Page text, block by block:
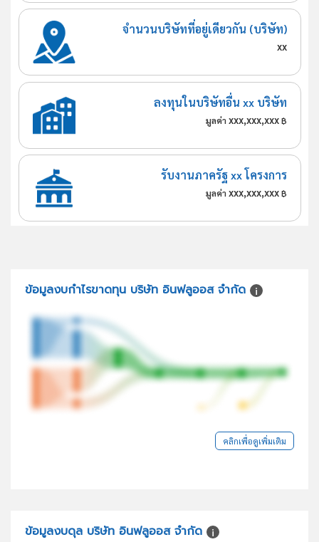
จำนวนบริษัทที่อยู่เดียวกัน (บริษัท)
xx
ลงทุนในบริษัทอื่น xx บริษัท
มูลค่า xxx,xxx,xxx ฿
รับงานภาครัฐ xx โครงการ
มูลค่า xxx,xxx,xxx ฿
ข้อมูลงบกำไรขาดทุน บริษัท อินฟลูออส จำกัด
คลิกเพื่อดูเพิ่มเติม
ข้อมูลงบดุล บริษัท อินฟลูออส จำกัด